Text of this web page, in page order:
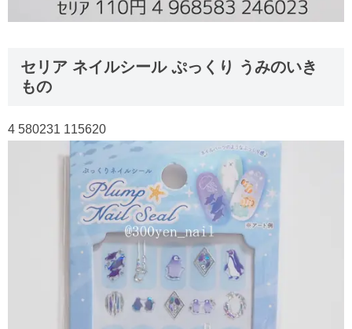
セリア ネイルシール ぷっくり うみのいき
もの
4 580231 115620